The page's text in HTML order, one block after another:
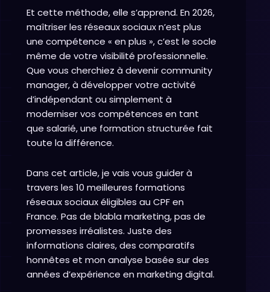
Et cette méthode, elle s’apprend. En 2026,
maîtriser les réseaux sociaux n’est plus
une compétence « en plus », c’est le socle
même de votre visibilité professionnelle.
Que vous cherchiez à devenir community
manager, à développer votre activité
d’indépendant ou simplement à
moderniser vos compétences en tant
que salarié, une formation structurée fait
toute la différence.
Dans cet article, je vais vous guider à
travers les 10 meilleures formations
réseaux sociaux éligibles au CPF en
France. Pas de blabla marketing, pas de
promesses irréalistes. Juste des
informations claires, des comparatifs
honnêtes et mon analyse basée sur des
années d’expérience en marketing digital.